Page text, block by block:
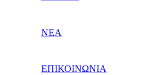
ΝΕΑ
ΕΠΙΚΟΙΝΩΝΙΑ